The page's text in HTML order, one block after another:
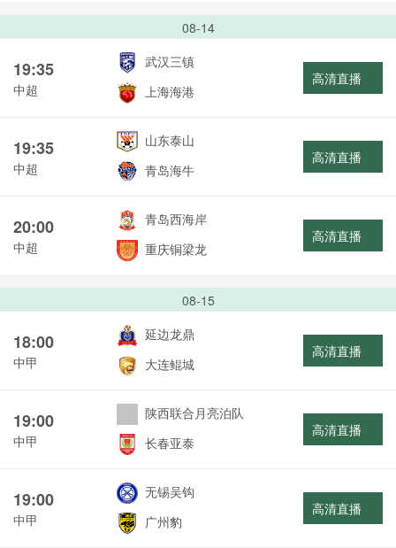
08-14
19:35
中超
武汉三镇
上海海港
高清直播
19:35
中超
山东泰山
青岛海牛
高清直播
20:00
中超
青岛西海岸
重庆铜梁龙
高清直播
08-15
18:00
中甲
延边龙鼎
大连鲲城
高清直播
19:00
中甲
陕西联合月亮泊队
长春亚泰
高清直播
19:00
中甲
无锡吴钩
广州豹
高清直播